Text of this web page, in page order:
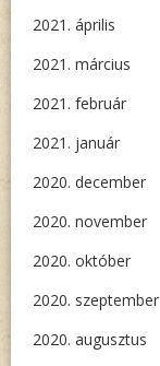
2021. április
2021. március
2021. február
2021. január
2020. december
2020. november
2020. október
2020. szeptember
2020. augusztus